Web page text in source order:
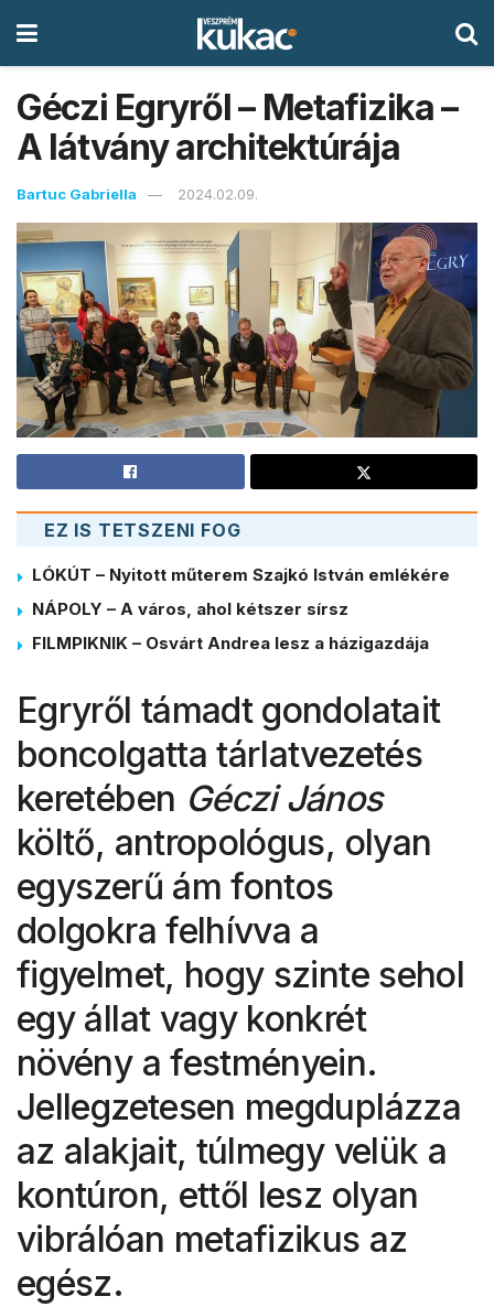
Géczi Egryről – Metafizika –
A látvány architektúrája
Bartuc Gabriella 2024.02.09.
EZ IS TETSZENI FOG
LÓKÚT – Nyitott műterem Szajkó István emlékére
NÁPOLY – A város, ahol kétszer sírsz
FILMPIKNIK – Osvárt Andrea lesz a házigazdája
Egryről támadt gondolatait
boncolgatta tárlatvezetés
keretében Géczi János
költő, antropológus, olyan
egyszerű ám fontos
dolgokra felhívva a
figyelmet, hogy szinte sehol
egy állat vagy konkrét
növény a festményein.
Jellegzetesen megduplázza
az alakjait, túlmegy velük a
kontúron, ettől lesz olyan
vibrálóan metafizikus az
egész.